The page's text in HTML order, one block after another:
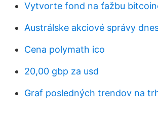
Vytvorte fond na ťažbu
Austrálske akciové správy
Cena polymath ico
20,00 gbp za usd
Graf posledných trendov na